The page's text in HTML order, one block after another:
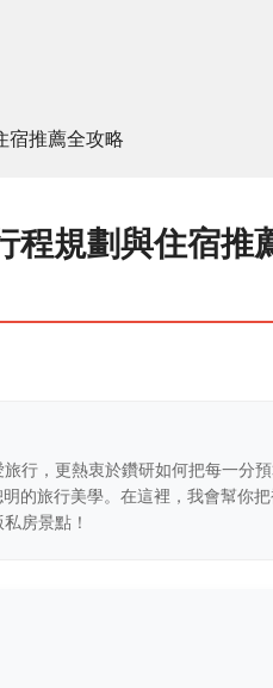
宿推薦全攻略
程規劃與住宿推
行，更熱衷於鑽研如何把每一分
的旅行美學。在這裡，我會幫你
房景點！